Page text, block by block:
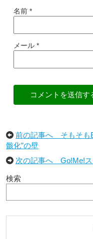
名前 *
メール *
コメントを送信す
前の記事へ そもそも
骸化”の壁
次の記事へ Go!Me!
検索